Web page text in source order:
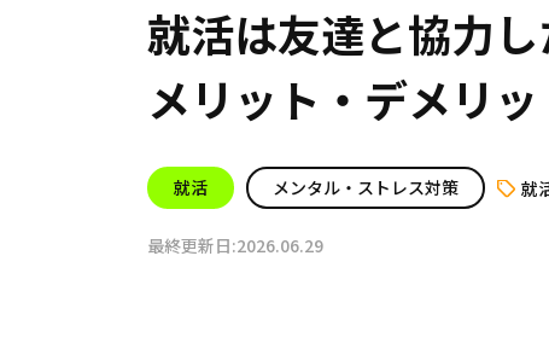
就活は友達と協力
メリット・デメリ
就活 メンタル・ストレス対策 就
最終更新日:2026.06.29